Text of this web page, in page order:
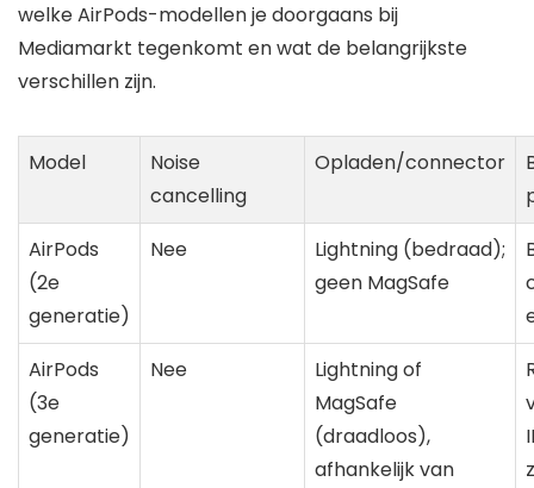
welke AirPods-modellen je doorgaans bij
Mediamarkt tegenkomt en wat de belangrijkste
verschillen zijn.
Model
Noise
cancelling
Opladen/connector
AirPods
(2e
generatie)
Nee
Lightning (bedraad);
geen MagSafe
AirPods
(3e
generatie)
Nee
Lightning of
MagSafe
(draadloos),
afhankelijk van